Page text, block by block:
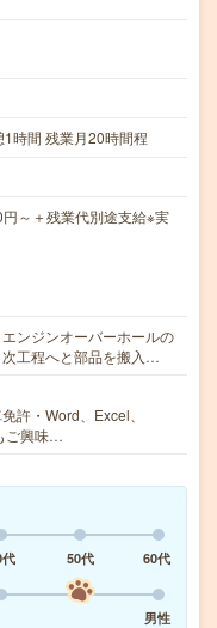
時間 残業月20時間程
～＋残業代別途支給※実
ンジンオーバーホールの
工程へと部品を搬入…
許・Word、Excel、
ご興味…
50代
60代
男性